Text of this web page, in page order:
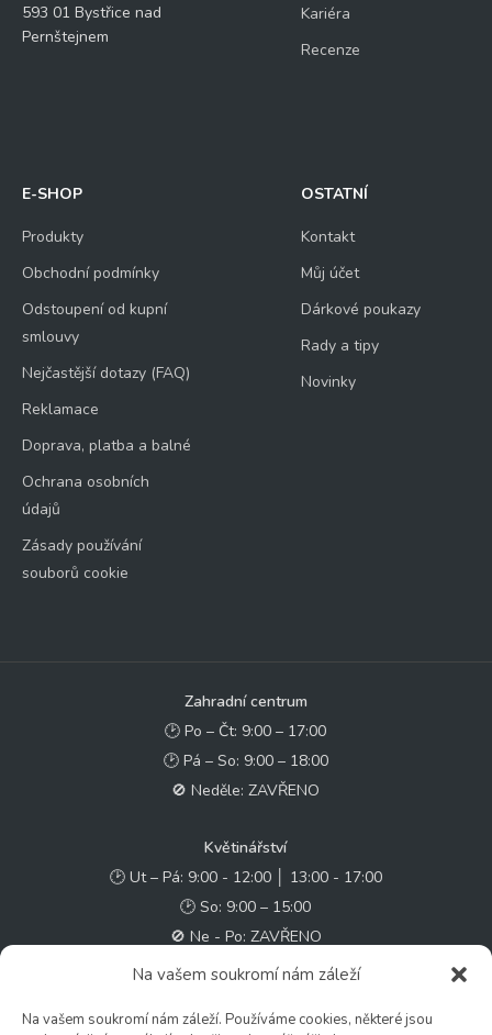
Na vašem soukromí nám záleží
Na vašem soukromí nám záleží. Používáme cookies, některé jsou
593 01 Bystřice nad
Pernštejnem
Kariéra
Recenze
E-SHOP
Produkty
Obchodní podmínky
Odstoupení od kupní
smlouvy
Nejčastější dotazy (FAQ)
Reklamace
Doprava, platba a balné
Ochrana osobních
údajů
Zásady používání
souborů cookie
OSTATNÍ
Kontakt
Můj účet
Dárkové poukazy
Rady a tipy
Novinky
Zahradní centrum
🕑 Po – Čt: 9:00 – 17:00
🕑 Pá – So: 9:00 – 18:00
🚫 Neděle: ZAVŘENO
Květinářství
🕑 Ut – Pá: 9:00 - 12:00 │ 13:00 - 17:00
🕑 So: 9:00 – 15:00
🚫 Ne - Po: ZAVŘENO
✉️ e-shop@zcstrakovo.cz